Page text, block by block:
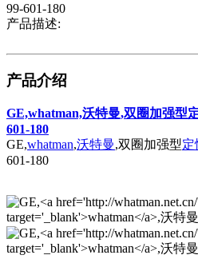
99-601-180
产品描述:
产品介绍
GE,whatman,沃特曼,双圈加强型
601-180
GE,whatman,沃特曼,双圈加强型定
601-180